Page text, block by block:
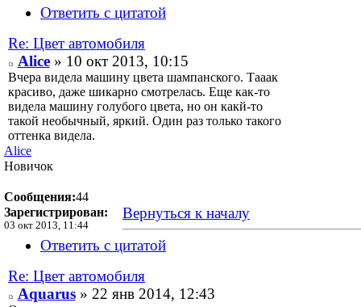
Ответить с цитатой
Re: Цвет автомобиля
Alice» 10 окт 2013, 10:15
Вчера видела машину цвета шампанского. Тааак
красиво, даже шикарно смотрелась. Еще как-то
видела машину голубого цвета, но он какй-то
такой необычный, яркий. Один раз только такого
оттенка видела.
Alice
Новичок
Сообщения:44
Зарегистрирован:
03 окт 2013, 11:44
Вернуться к началу
Ответить с цитатой
Re: Цвет автомобиля
Aquarus» 22 янв 2014, 12:43